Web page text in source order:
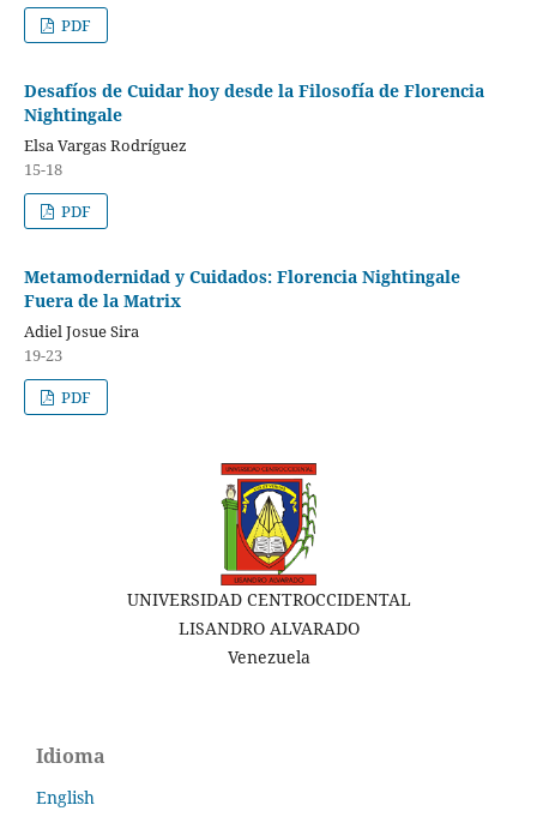
PDF
Desafíos de Cuidar hoy desde la Filosofía de Florencia
Nightingale
Elsa Vargas Rodríguez
15-18
PDF
Metamodernidad y Cuidados: Florencia Nightingale
Fuera de la Matrix
Adiel Josue Sira
19-23
PDF
UNIVERSIDAD CENTROCCIDENTAL
LISANDRO ALVARADO
Venezuela
Idioma
English